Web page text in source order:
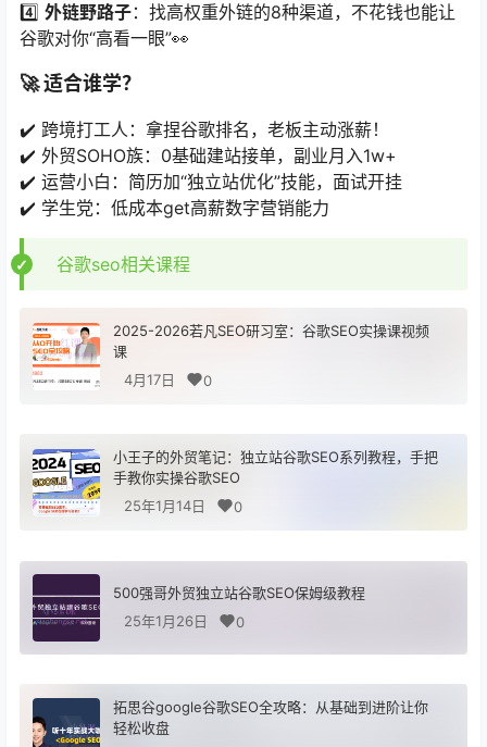
4️⃣ ​ 外链野路子​：找高权重外链的8种渠道，不花钱也能让
谷歌对你“高看一眼”👀
🚀 ​适合谁学？​
✔️ 跨境打工人：拿捏谷歌排名，老板主动涨薪！
✔️ 外贸SOHO族：0基础建站接单，副业月入1w+
✔️ 运营小白：简历加“独立站优化”技能，面试开挂
✔️ 学生党：低成本get高薪数字营销能力
谷歌seo相关课程
2025-2026若凡SEO研习室：谷歌SEO实操课视频
课
4月17日
0
小王子的外贸笔记：独立站谷歌SEO系列教程，手把
手教你实操谷歌SEO
25年1月14日
0
500强哥外贸独立站谷歌SEO保姆级教程
25年1月26日
0
拓思谷google谷歌SEO全攻略：从基础到进阶让你
轻松收盘